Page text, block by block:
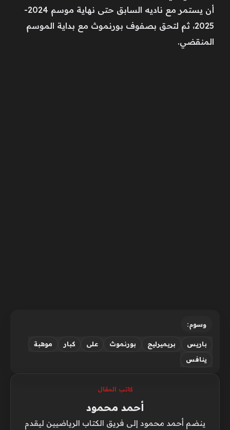
أن يستمر مع ناديه السابق حتى نهاية موسم 2024-
2025، ثم لتحق بصفوف بورنموث مع بداية الموسم
المنقضي.
وسوم:
باريس بريميرليج بورنموث على كبار
موهبة
ينافس
كاتب المقال
أحمد محمود
ينضم أحمد محمود إلى فريق الكتاب الرياضيين ليقدم